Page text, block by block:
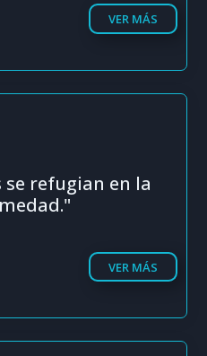
VER MÁS
refugian en la
VER MÁS